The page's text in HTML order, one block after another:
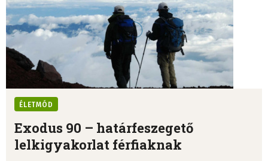
ÉLETMÓD
Exodus 90 – határfeszegető
lelkigyakorlat férfiaknak